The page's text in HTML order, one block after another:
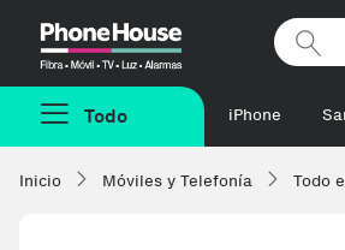
Phonehouse
Todo iPhone
Inicio Móviles y Telefonía Todo